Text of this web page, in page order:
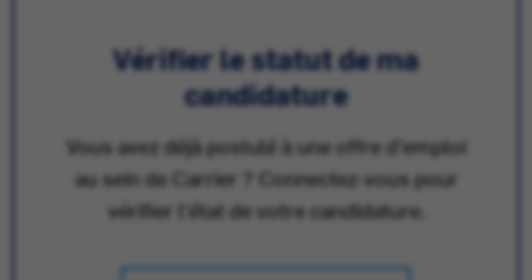
Vérifier le statut de ma
candidature
Vous avez déjà postulé à une offre d'emploi
au sein de Carrier ? Connectez-vous pour
vérifier l'état de votre candidature.